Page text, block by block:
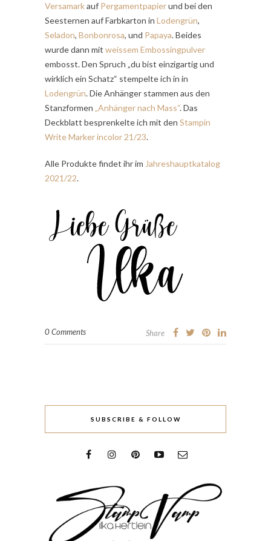
Versamarkauf Pergamentpapierund bei den
Seesternen auf Farbkarton in Lodengrün,
Seladon, Bonbonrosa, und Papaya. Beides
wurde dann mit weissem Embossingpulver
embosst. Den Spruch „du bist einzigartig und
wirklich ein Schatz“ stempelte ich in in
Lodengrün. Die Anhänger stammen aus den
Stanzformen „Anhänger nach Mass“. Das
Deckblatt besprenkelte ich mit den Stampin
Write Marker incolor 21/23.
Alle Produkte findet ihr im Jahreshauptkatalog
2021/22.
0 Comments Share
SUBSCRIBE & FOLLOW